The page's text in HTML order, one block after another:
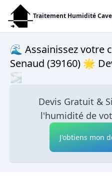
Traitement Humidité Cave
🌊 Assainissez votre
Senaud (39160) 🌟
🌫
Devis Gratuit &
l'humidité de
J'obtiens mon